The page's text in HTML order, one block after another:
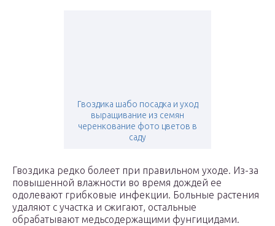
Гвоздика шабо посадка и уход
выращивание из семян
черенкование фото цветов в
саду
Гвоздика редко болеет при правильном уходе. Из-за
повышенной влажности во время дождей ее
одолевают грибковые инфекции. Больные растения
удаляют с участка и сжигают, остальные
обрабатывают медьсодержащими фунгицидами.